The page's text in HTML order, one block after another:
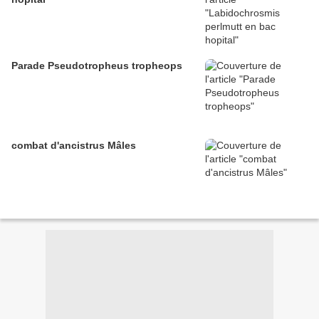
Parade Pseudotropheus tropheops
combat d'ancistrus Mâles